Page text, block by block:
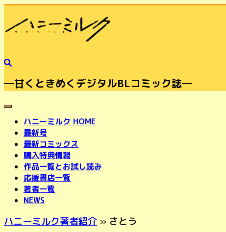
─甘くときめくデジタルBLコミック誌─
toggle navigation
ハニーミルク HOME
最新号
最新コミックス
購入特典情報
作品一覧とお試し読み
応援書店一覧
著者一覧
NEWS
ハニーミルク著者紹介 » さとう